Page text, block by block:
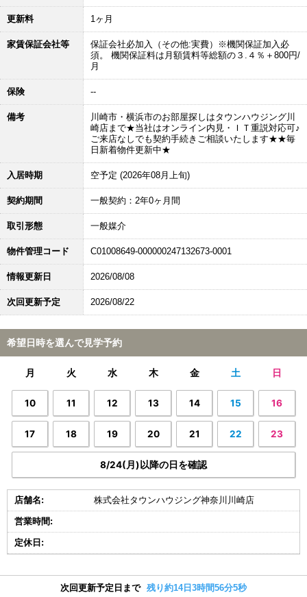
更新料 1ヶ月
家賃保証会社等
保証会社必加入（その他:実費）※機関保証加入必
須。 機関保証料は月額賃料等総額の３.４％＋800円/
月
保険 --
備考
川崎市・横浜市のお部屋探しはタウンハウジング川
崎店まで★当社はオンライン内見・ＩＴ重説対応可♪
ご来店なしでも契約手続きご相談いたします★★毎
日新着物件更新中★
入居時期 空予定 (2026年08月上旬)
契約期間 一般契約：2年0ヶ月間
取引形態 一般媒介
物件管理コード C01008649-000000247132673-0001
情報更新日 2026/08/08
次回更新予定 2026/08/22
希望日時を選んで見学予約
月 火 水 木 金 土 日
10 11 12 13 14 15 16
17 18 19 20 21 22 23
8/24(月)以降の日を確認
店舗名: 株式会社タウンハウジング神奈川川崎店
営業時間:
定休日:
次回更新予定日まで 残り約14日3時間56分4秒